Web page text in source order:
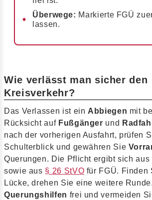
Überwege: Markierte FGÜ
lassen.
Wie verlässt man sicher den
Kreisverkehr?
Das Verlassen ist ein Abbiegen mit
Rücksicht auf Fußgänger und
nach der vorherigen Ausfahrt, prüfen
Schulterblick und gewähren Sie
Querungen. Die Pflicht ergibt sich aus
sowie aus § 26 StVO für FGÜ. Finden
Lücke, drehen Sie eine weitere
Querungshilfen frei und vermeiden